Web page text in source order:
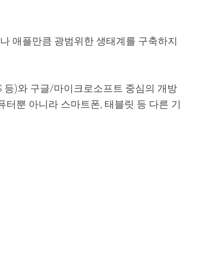
애플만큼 광범위한 생태계를 구축하지
등)와 구글/마이크로소프트 중심의 개방
터뿐 아니라 스마트폰, 태블릿 등 다른 기